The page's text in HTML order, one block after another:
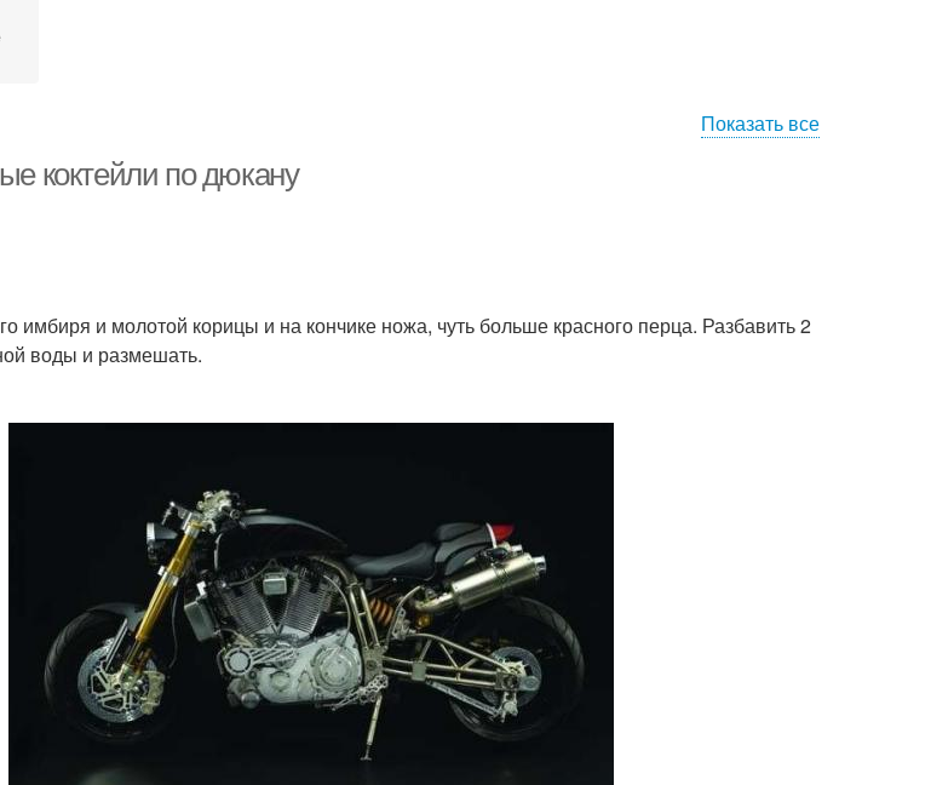
Показать все
коктейли по дюкану
имбиря и молотой корицы и на кончике ножа, чуть больше красного перца. Разбавить 2
воды и размешать.